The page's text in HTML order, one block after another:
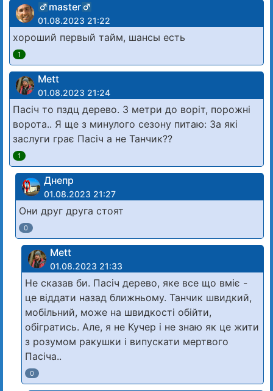
master
01.08.2023 21:22
хороший первый тайм, шансы есть
1
Mett
01.08.2023 21:24
Пасіч то пздц дерево. 3 метри до воріт, порожні
ворота.. Я ще з минулого сезону питаю: За які
заслуги грає Пасіч а не Танчик??
1
Днепр
01.08.2023 21:27
Они друг друга стоят
0
Mett
01.08.2023 21:33
Не сказав би. Пасіч дерево, яке все що вміє -
це віддати назад ближньому. Танчик швидкий,
мобільний, може на швидкості обійти,
обігратись. Але, я не Кучер і не знаю як це жити
з розумом ракушки і випускати мертвого
Пасіча..
0